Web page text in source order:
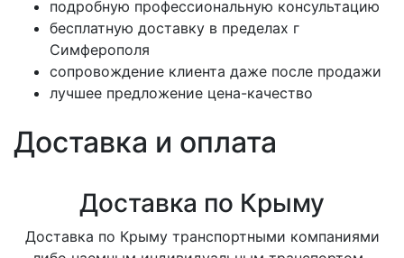
подробную профессиональную консультацию
бесплатную доставку в пределах г
Симферополя
сопровождение клиента даже после продажи
лучшее предложение цена-качество
Доставка и оплата
Доставка по Крыму
Доставка по Крыму транспортными компаниями